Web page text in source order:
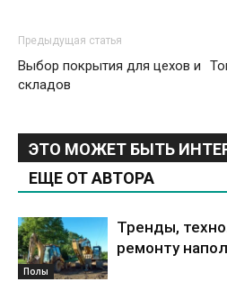
Предыдущая статья
Выбор покрытия для цехов и
складов
ЭТО МОЖЕТ БЫТЬ
ЕЩЕ ОТ АВТОРА
Полы
Тренды,
ремонту